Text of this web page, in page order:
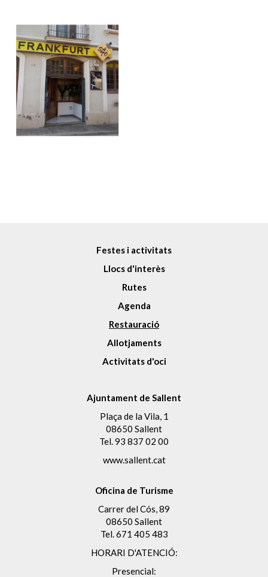
Festes i activitats
Llocs d'interès
Rutes
Agenda
Restauració
Allotjaments
Activitats d'oci
Ajuntament de Sallent
Plaça de la Vila, 1
08650 Sallent
Tel.93 837 02 00
www.sallent.cat
Oficina de Turisme
Carrer del Cós, 89
08650 Sallent
Tel.671 405 483
HORARI D'ATENCIÓ:
Presencial: